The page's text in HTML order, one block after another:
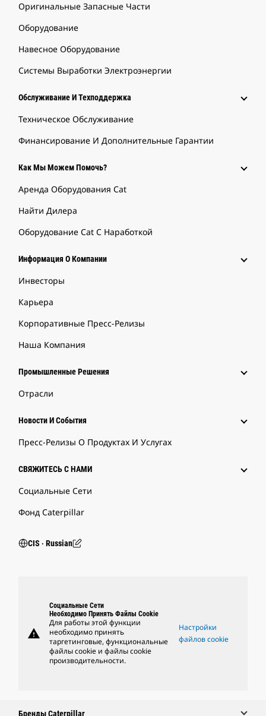
Оригинальные Запасные Части
Оборудование
Навесное Оборудование
Системы Выработки Электроэнергии
Обслуживание И Техподдержка
Техническое Обслуживание
Финансирование И Дополнительные Гарантии
Как Мы Можем Помочь?
Аренда Оборудования Cat
Найти Дилера
Оборудование Cat С Наработкой
Информация О Компании
Инвесторы
Карьера
Корпоративные Пресс-Релизы
Наша Компания
Промышленные Решения
Отрасли
Новости И События
Пресс-Релизы О Продуктах И Услугах
СВЯЖИТЕСЬ С НАМИ
Социальные Сети
Фонд Caterpillar
CIS ‧ Russian
warning
Социальные Сети
Необходимо Принять Файлы Cookie
Для работы этой функции
необходимо принять
таргетинговые, функциональные
файлы cookie и файлы cookie
производительности.
Настройки
файлов cookie
Бренды Caterpillar